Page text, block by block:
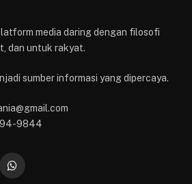
media daring dengan filosofi
dan untuk rakyat.
sumber informasi yang dipercaya.
9844
WhatsApp